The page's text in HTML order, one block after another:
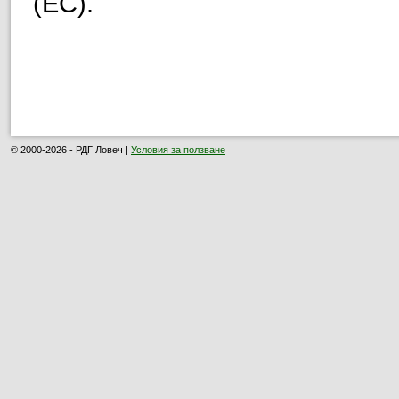
© 2000-2026 - РДГ Ловеч | Условия за ползване